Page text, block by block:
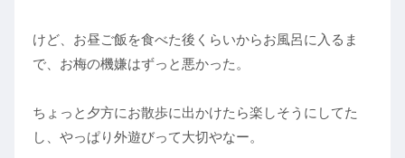
けど、お昼ご飯を食べた後くらいからお風呂に入るま
で、お梅の機嫌はずっと悪かった。
ちょっと夕方にお散歩に出かけたら楽しそうにしてた
し、やっぱり外遊びって大切やなー。